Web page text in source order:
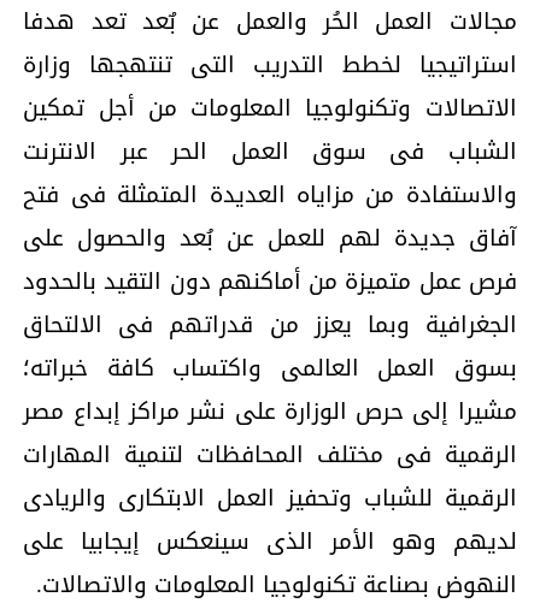
مجالات العمل الحُر والعمل عن بٌعد تعد هدفا
استراتيجيا لخطط التدريب التى تنتهجها وزارة
الاتصالات وتكنولوجيا المعلومات من أجل تمكين
الشباب فى سوق العمل الحر عبر الانترنت
والاستفادة من مزاياه العديدة المتمثلة فى فتح
آفاق جديدة لهم للعمل عن بُعد والحصول على
فرص عمل متميزة من أماكنهم دون التقيد بالحدود
الجغرافية وبما يعزز من قدراتهم فى الالتحاق
بسوق العمل العالمى واكتساب كافة خبراته؛
مشيرا إلى حرص الوزارة على نشر مراكز إبداع مصر
الرقمية فى مختلف المحافظات لتنمية المهارات
الرقمية للشباب وتحفيز العمل الابتكارى والريادى
لديهم وهو الأمر الذى سينعكس إيجابيا على
النهوض بصناعة تكنولوجيا المعلومات والاتصالات.